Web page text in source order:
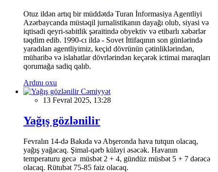
Otuz ildən artıq bir müddətdə Turan İnformasiya Agentliyi
Azərbaycanda müstəqil jurnalistikanın dayağı olub, siyasi və
iqtisadi qeyri-sabitlik şəraitində obyektiv və etibarlı xəbərlər
təqdim edib. 1990-cı ildə - Sovet İttifaqının son günlərində
yaradılan agentliyimiz, keçid dövrünün çətinliklərindən,
müharibə və islahatlar dövrlərindən keçərək ictimai maraqları
qorumağa sadiq qalıb.
Ardını oxu
Cəmiyyət
13 Fevral 2025, 13:28
Yağış gözlənilir
Fevralın 14-də Bakıda və Abşeronda hava tutqun olacaq,
yağış yağacaq. Şimal-qərb küləyi əsəcək. Havanın
temperaturu gecə müsbət 2 + 4, gündüz müsbət 5 + 7 dərəcə
olacaq. Rütubət 75-85 faiz olacaq.